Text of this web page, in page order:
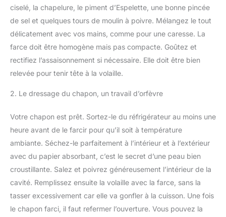
ciselé, la chapelure, le piment d’Espelette, une bonne pincée
de sel et quelques tours de moulin à poivre. Mélangez le tout
délicatement avec vos mains, comme pour une caresse. La
farce doit être homogène mais pas compacte. Goûtez et
rectifiez l’assaisonnement si nécessaire. Elle doit être bien
relevée pour tenir tête à la volaille.
2. Le dressage du chapon, un travail d’orfèvre
Votre chapon est prêt. Sortez-le du réfrigérateur au moins une
heure avant de le farcir pour qu’il soit à température
ambiante. Séchez-le parfaitement à l’intérieur et à l’extérieur
avec du papier absorbant, c’est le secret d’une peau bien
croustillante. Salez et poivrez généreusement l’intérieur de la
cavité. Remplissez ensuite la volaille avec la farce, sans la
tasser excessivement car elle va gonfler à la cuisson. Une fois
le chapon farci, il faut refermer l’ouverture. Vous pouvez la